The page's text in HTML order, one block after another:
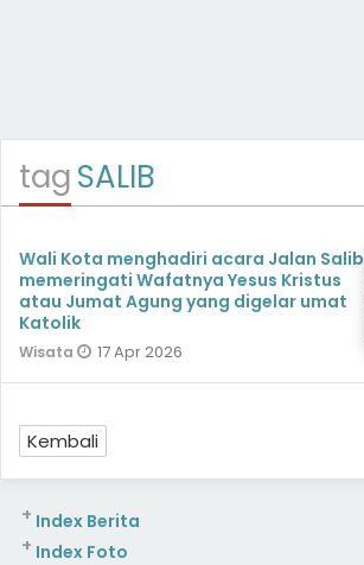
tagSALIB
Wali Kota menghadiri acara Jalan Salib
memeringati Wafatnya Yesus Kristus
atau Jumat Agung yang digelar umat
Katolik
Wisata 17 Apr 2026
Kembali
Index Berita
+
Index Foto
+